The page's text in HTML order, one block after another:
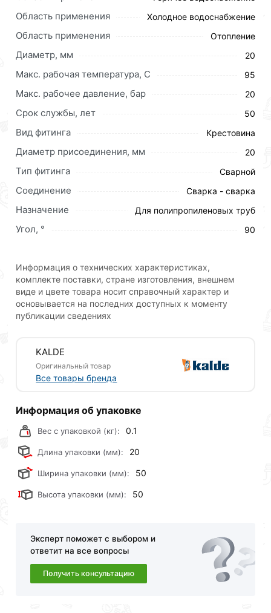
Подкатегория - Для полипропиленовых труб
Максимальное рабочее давление, бар - 25
Направление - Инженерная сантехника
Область применения - для дома, для квартиры
Материал изготовления - полипропилен
Диаметр присоединения - 20
Тип фитинга - сварной
Тип монтажа - сварка
Подгруппа - для полипропиленовых труб
Категория - Фитинги Kalde
фитинги Kalde
Диаметр, мм - 20
Страна производитель - Турция
мышкой«Добавить в корзину»
или нажмите на
кнопку«Быстрый заказ» . Также можете оформить
заказ позвонив по контактам указанным на сайте.
Область применения Холодное водоснабжение
Область применения Отопление
Диаметр, мм 20
Макс. рабочая температура, C 95
Макс. рабочее давление, бар 20
Срок службы, лет 50
Вид фитинга Крестовина
Диаметр присоединения, мм 20
Тип фитинга Сварной
Соединение Сварка - сварка
Назначение Для полипропиленовых труб
Угол, ° 90
Информация о технических характеристиках,
комплекте поставки, стране изготовления, внешнем
виде и цвете товара носит справочный характер и
основывается на последних доступных к моменту
публикации сведениях
KALDE
Оригинальный товар
Все товары бренда
Информация об упаковке
Вес с упаковкой (кг): 0.1
Длина упаковки (мм): 20
Ширина упаковки (мм): 50
Высота упаковки (мм): 50
Эксперт поможет с выбором и
ответит на все вопросы
Получить консультацию